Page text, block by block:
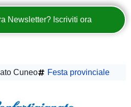
Newsletter? Iscriviti ora
Cuneo Festa provinciale